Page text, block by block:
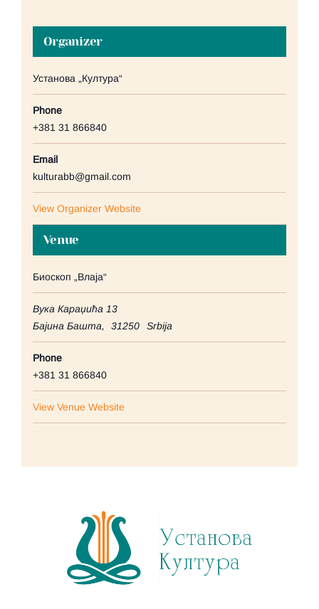
Venue
Биоскоп „Влаја“
Вука Караџића 13
Бајина Башта, 31250 Srbija
Phone
+381 31 866840
View Venue Website
Organizer
Установа „Култура“
Phone
+381 31 866840
Email
kulturabb@gmail.com
View Organizer Website